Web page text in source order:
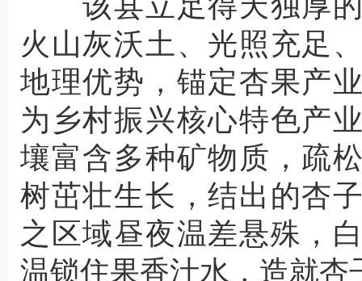
火山灰沃土、光照充足
地理优势，锚定杏果产
为乡村振兴核心特色产
壤富含多种矿物质，疏
树茁壮生长，结出的杏
之区域昼夜温差悬殊，
温锁住果香汁水，造就